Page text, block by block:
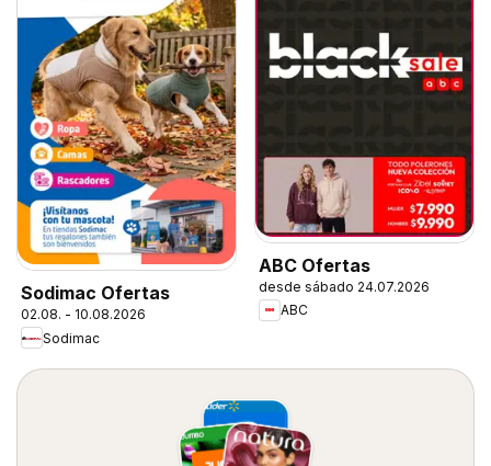
Sodimac Ofertas
02.08. - 10.08.2026
Sodimac
ABC Ofertas
desde sábado 24.07.2026
ABC